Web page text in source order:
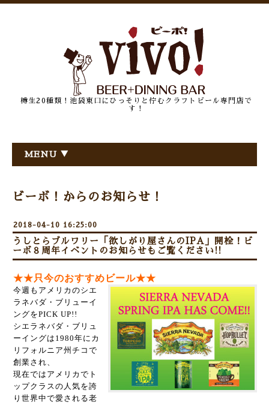
樽生20種類！池袋東口にひっそりと佇むクラフトビール専門店で
す！
MENU ▼
ビーボ！からのお知らせ！
2018-04-10 16:25:00
うしとらブルワリー「欲しがり屋さんのIPA」開栓！ビ
ーボ８周年イベントのお知らせもご覧ください!!
★★只今のおすすめビール★★
今週もアメリカのシエ
ラネバダ・ブリューイ
ングをPICK UP!!
シエラネバダ・ブリュ
ーイングは1980年にカ
リフォルニア州チコで
創業され、
現在ではアメリカでト
ップクラスの人気を誇
り世界中で愛される老